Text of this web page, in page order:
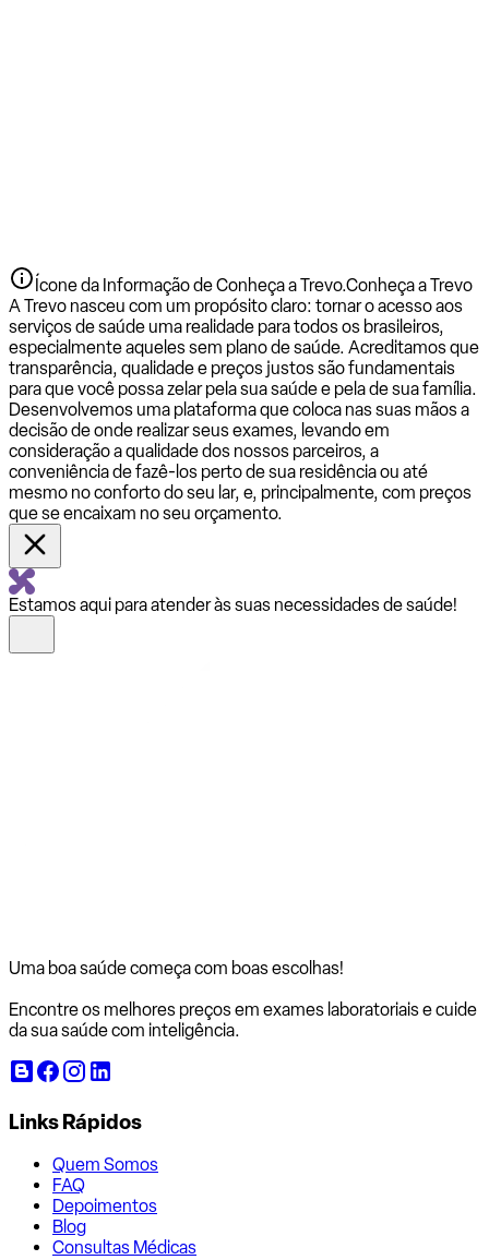
Ícone da Informação de Conheça a Trevo.Conheça a Trevo
A Trevo nasceu com um propósito claro: tornar o acesso aos
serviços de saúde uma realidade para todos os brasileiros,
especialmente aqueles sem plano de saúde. Acreditamos que
transparência, qualidade e preços justos são fundamentais
para que você possa zelar pela sua saúde e pela de sua família.
Desenvolvemos uma plataforma que coloca nas suas mãos a
decisão de onde realizar seus exames, levando em
consideração a qualidade dos nossos parceiros, a
conveniência de fazê-los perto de sua residência ou até
mesmo no conforto do seu lar, e, principalmente, com preços
que se encaixam no seu orçamento.
Estamos aqui para atender às suas necessidades de saúde!
Uma boa saúde começa com boas escolhas!
Encontre os melhores preços em exames laboratoriais e cuide
da sua saúde com inteligência.
Links Rápidos
Quem Somos
FAQ
Depoimentos
Blog
Consultas Médicas